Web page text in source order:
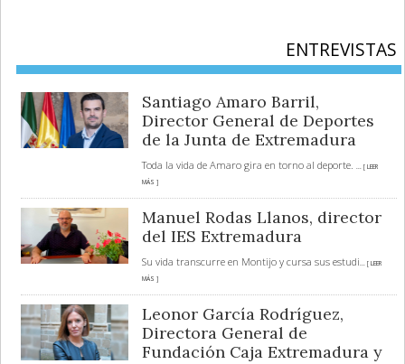
ENTREVISTAS
Santiago Amaro Barril,
Director General de Deportes
de la Junta de Extremadura
Toda la vida de Amaro gira en torno al deporte. ... [ LEER
MÁS ]
Manuel Rodas Llanos, director
del IES Extremadura
Su vida transcurre en Montijo y cursa sus estudi... [ LEER
MÁS ]
Leonor García Rodríguez,
Directora General de
Fundación Caja Extremadura y